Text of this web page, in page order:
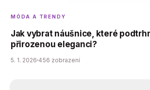
MÓDA A TRENDY
Jak vybrat náušnice, které
přirozenou eleganci?
5. 1. 2026 456 zobrazení